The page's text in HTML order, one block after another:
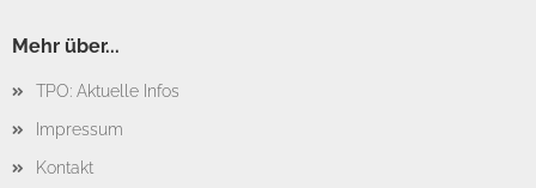
Mehr über...
TPO: Aktuelle Infos
Impressum
Kontakt